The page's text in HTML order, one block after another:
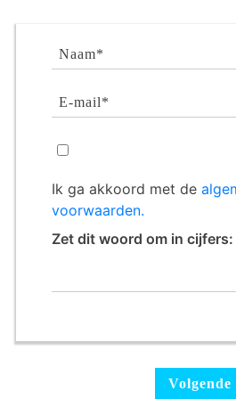
Ik ga akkoord met de
voorwaarden.
Zet dit woord om in